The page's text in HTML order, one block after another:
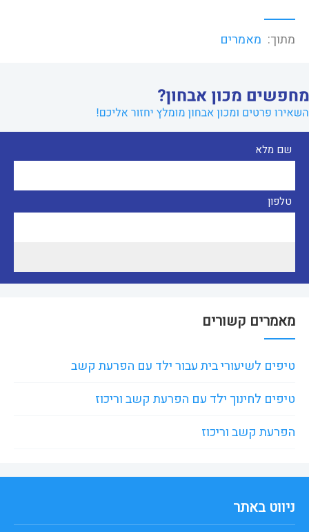
מתוך: מאמרים
שם מלא
טלפון
מאמרים קשורים
טיפים לשיעורי בית עבור ילד עם הפרעת קשב
טיפים לחינוך ילד עם הפרעת קשב וריכוז
הפרעת קשב וריכוז
ניווט באתר